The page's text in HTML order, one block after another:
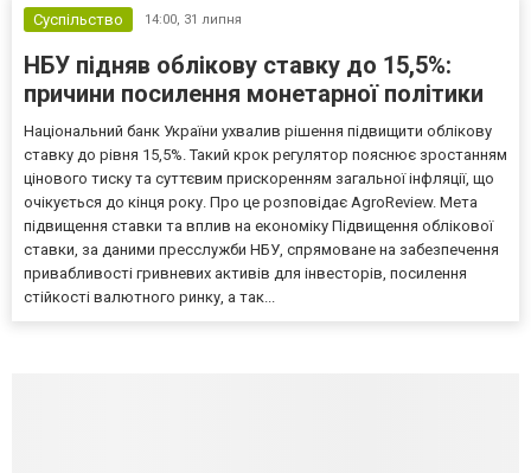
Суспільство 14:00, 31 липня
НБУ підняв облікову ставку до 15,5%:
причини посилення монетарної політики
Національний банк України ухвалив рішення підвищити облікову
ставку до рівня 15,5%. Такий крок регулятор пояснює зростанням
цінового тиску та суттєвим прискоренням загальної інфляції, що
очікується до кінця року. Про це розповідає AgroReview. Мета
підвищення ставки та вплив на економіку Підвищення облікової
ставки, за даними пресслужби НБУ, спрямоване на забезпечення
привабливості гривневих активів для інвесторів, посилення
стійкості валютного ринку, а так...